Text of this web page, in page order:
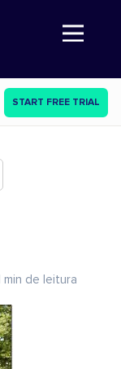
Abre a navegação
START FREE TRIAL
min de leitura